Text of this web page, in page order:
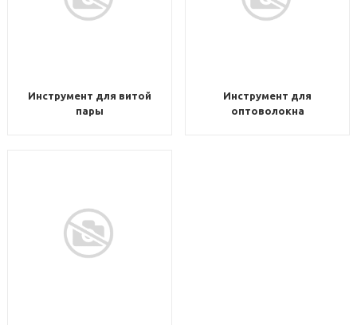
Инструмент для витой
пары
Инструмент для
оптоволокна